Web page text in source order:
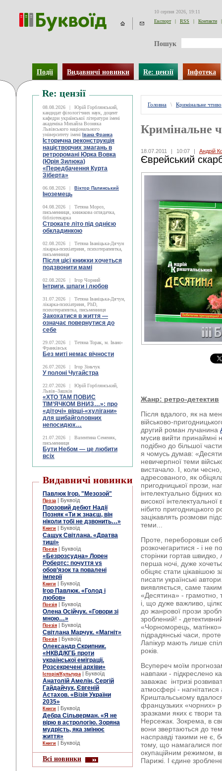
10 серпня 2026, 19:11
Експорт
| RSS | Контакти |
Пошук
Події Видавничі новинки Re: цензії Інфотека
Re: цензії
08.08.2026 |
Юрій Горблянський,
кандидат філологічних наук, доцент
кафедри української літератури імені
академіка Михайла Возняка
Львівського національного
університету імені
Івана Франка
Історична реконструкція
націєтворчих змагань в
ретроромані Юрка Вовка
(Юрія Зилюка)
«Передбачення Курта
Зіберта»
06.08.2026 | Віктор Палинський
Іноземець
04.08.2026 |
Тетяна Мороз,
письменниця, книжкова оглядачка,
бібліотекарка
Строкате літо під однією
обкладинкою
02.08.2026 |
Тетяна Іваніцька-Дячун
лікарка-психіатриня, психотерапевтка,
письменниця
Після цієї книжки хочеться
подзвонити мамі
02.08.2026 | Ігор Чорний
Інтриги, шпаги і любов
31.07.2026 |
Тетяна Іваніцька-Дячун,
лікарка-психіатриня, PhD,
психотерапевтка, письменниця
Закохатися в життя —
означає повернутися до
себе
29.07.2026 |
Тетяна Торак, м. Івано-
Франківськ
Без миті немає вічности
26.07.2026 | Ігор Зіньчук
У полоні Чугайстра
22.07.2026 |
Юрій Горблянський,
Львів–Зашків
«ХТО ТАМ ПОВИС
ТІМ’ЯЧКОМ ВНИЗ…»: про
«діточі» вірші-«хулігани»
для шибайголовних
непосидюх…
21.07.2026 |
Валентина Семеняк,
письменниця
Бути Небом ― це любити
всіх
Видавничі новинки
Павлюк Ігор. "Мезозой"
Проза | Буквоїд
Прозовий дебют Надії
Позняк «Ти ж знаєш, він
ніколи тобі не дзвонить…»
Книги | Буквоїд
Сащук Світлана. «Дратва
тиші»
Поезія | Буквоїд
«Безрозсудна» Лорен
Робертс: почуття vs
обов’язок та повалені
імперії
Книги | Буквоїд
Ігор Павлюк. «Голод і
любов»
Поезія | Буквоїд
Олена Осійчук. «Говори зі
мною…»
Поезія | Буквоїд
Світлана Марчук. «Магніт»
Поезія | Буквоїд
Олександр Скрипник.
«НКВД/КГБ проти
української еміграції.
Розсекречені архіви»
Історія/Культура | Буквоїд
Анатолій Амелін, Сергій
Гайдайчук, Євгеній
Астахов. «Візія України
2035»
Книги | Буквоїд
Дебра Сільверман. «Я не
вірю в астрологію. Зоряна
мудрість, яка змінює
життя»
Книги | Буквоїд
Всі новинки
Головна \ Кримінальне чтиво
Кримінальне
18.07.2011 | 10:07 | Андрій
Єврейський
Жанр: ретро-детектив
Після вдалого, як на
військово-
другий роман лучанина
мусив вийти принаймні
подібно до більшої
я чомусь думав:
невичерпної теми
вистачало. І, коли
адресованого, як
пригодницької прози,
інтелектуально бідних
високої
нібито пригодницького
зацікавлять розмови
теми...
Проте, переборовши
розкочегаритися - і не
сторінки гортав
перша ночі, дуже
обіцяє стати цікавішою
писати українські
виявляється, саме
«Десятина» - грамотно,
і, що дуже важливо,
до жанрової прози
зроблений! -
«Чорноморець,
підрадянські часи,
Лапікур мають лише
років.
Всупереч моїм
навпаки - підкреслено
заважає інтризі
атмосфері - нагнітатися
Криштальському
французьких «чорних»
зразками яких є твори
Нерсежак. Зокрема, в
вони звертаються до
насправді такими не є,
тому, що намагалися
окупаційним режимом,
Парижі. І єдине